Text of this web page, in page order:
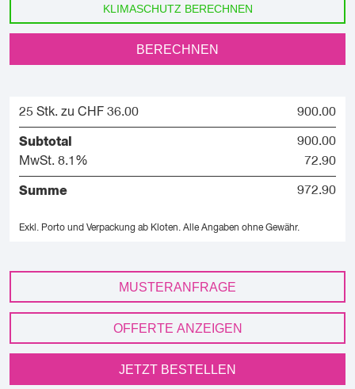
KLIMASCHUTZ BERECHNEN
BERECHNEN
25 Stk. zu CHF 36.00 900.00
Subtotal
900.00
MwSt. 8.1%
72.90
Summe 972.90
Exkl. Porto und Verpackung ab Kloten. Alle Angaben ohne Gewähr.
MUSTERANFRAGE
OFFERTE ANZEIGEN
JETZT BESTELLEN